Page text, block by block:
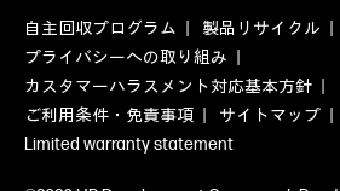
自主回収プログラム
製品リサイクル
プライバシーへの取り組み
カスタマーハラスメント対応基本方針
ご利用条件・免責事項
サイトマップ
Limited warranty statement